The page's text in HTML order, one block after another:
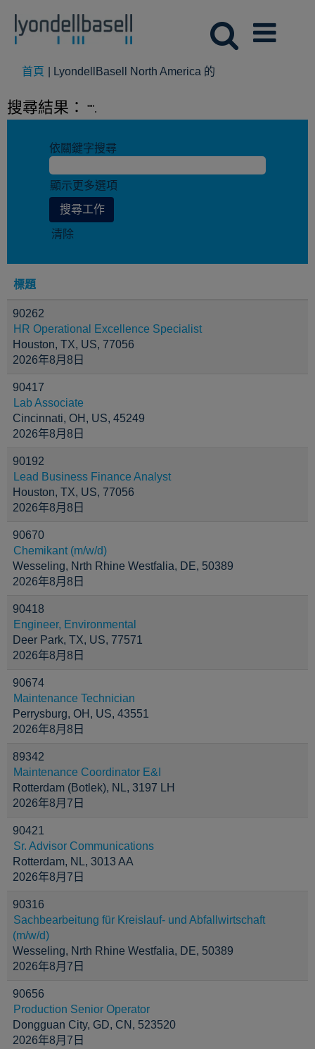
首頁 LyondellBasell North America 的
面)
搜尋結果： "".
依關鍵字搜尋
顯示更多選項
清除
標題
90262
HR Operational Excellence Specialist
Houston, TX, US, 77056
2026年8月8日
90417
Lab Associate
Cincinnati, OH, US, 45249
2026年8月8日
90192
Lead Business Finance Analyst
Houston, TX, US, 77056
2026年8月8日
90670
Chemikant (m/w/d)
Wesseling, Nrth Rhine Westfalia, DE, 50389
2026年8月8日
90418
Engineer, Environmental
Deer Park, TX, US, 77571
2026年8月8日
90674
Maintenance Technician
Perrysburg, OH, US, 43551
2026年8月8日
89342
Maintenance Coordinator E&I
Rotterdam (Botlek), NL, 3197 LH
2026年8月7日
90421
Sr. Advisor Communications
Rotterdam, NL, 3013 AA
2026年8月7日
90316
Sachbearbeitung für Kreislauf- und Abfallwirtschaft
(m/w/d)
Wesseling, Nrth Rhine Westfalia, DE, 50389
2026年8月7日
90656
Production Senior Operator
Dongguan City, GD, CN, 523520
2026年8月7日